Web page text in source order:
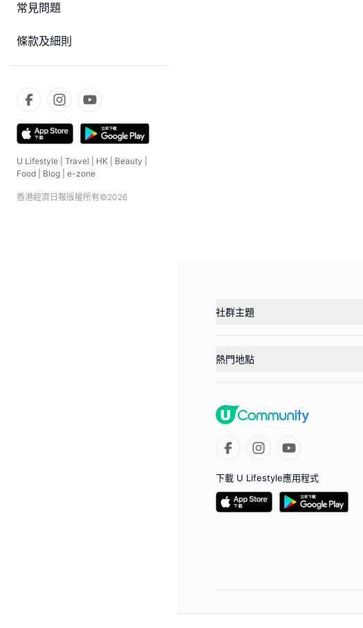
常見問題
條款及細則
U Lifestyle Travel HK Beauty
Food
Blog e-zone
香港經濟日報版權所有©2026
社群主題
熱門地點
下載 U Lifestyle應用程式